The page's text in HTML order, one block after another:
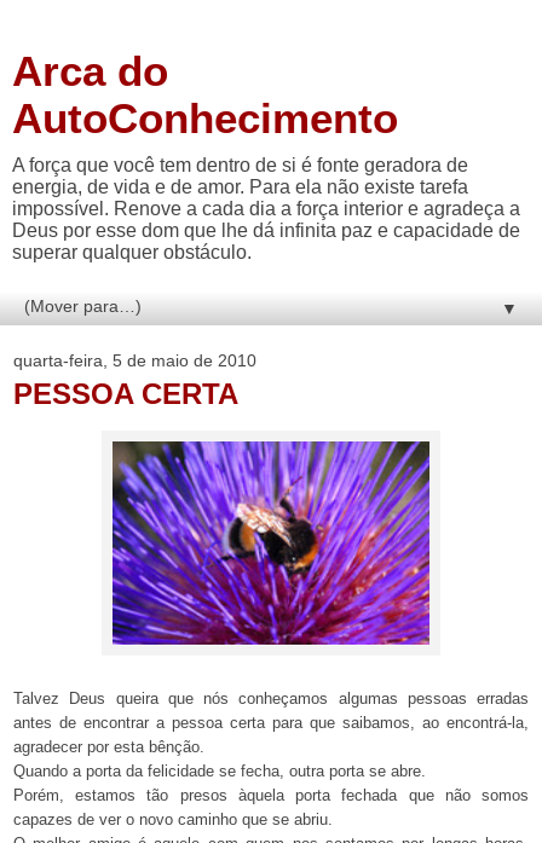
Arca do
AutoConhecimento
A força que você tem dentro de si é fonte geradora de
energia, de vida e de amor. Para ela não existe tarefa
impossível. Renove a cada dia a força interior e agradeça a
Deus por esse dom que lhe dá infinita paz e capacidade de
superar qualquer obstáculo.
▼
quarta-feira, 5 de maio de 2010
PESSOA CERTA
Talvez Deus queira que nós conheçamos algumas pessoas erradas
antes de encontrar a pessoa certa para que saibamos, ao encontrá-la,
agradecer por esta bênção.
Quando a porta da felicidade se fecha, outra porta se abre.
Porém, estamos tão presos àquela porta fechada que não somos
capazes de ver o novo caminho que se abriu.